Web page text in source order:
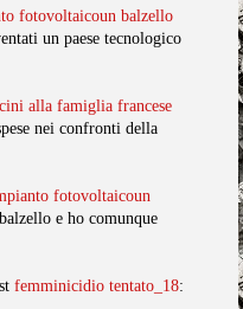
fotovoltaicoun balzello
un paese tecnologico
alla famiglia francese
nei confronti della
fotovoltaicoun
e ho comunque
femminicidio tentato_18: